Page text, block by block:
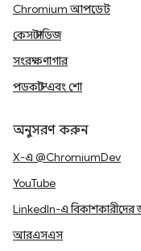
Chromium আপডেট
কেস স্টাডিজ
সংরক্ষণাগার
পডকাস্ট এবং শো
অনুসরণ করুন
X-এ @ChromiumDev
YouTube
LinkedIn-এ
আরএসএস